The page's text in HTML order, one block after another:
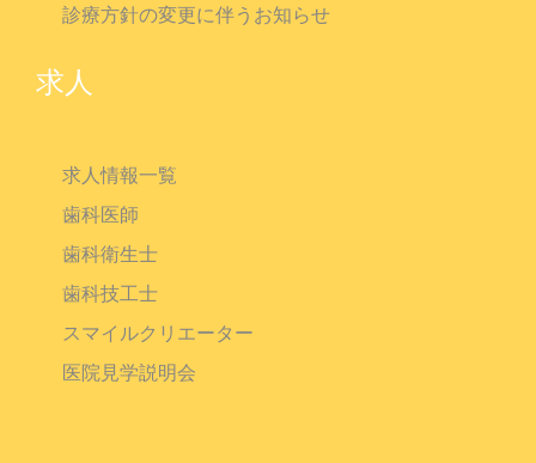
診療方針の変更に伴うお知らせ
求人
求人情報一覧
歯科医師
歯科衛生士
歯科技工士
スマイルクリエーター
医院見学説明会